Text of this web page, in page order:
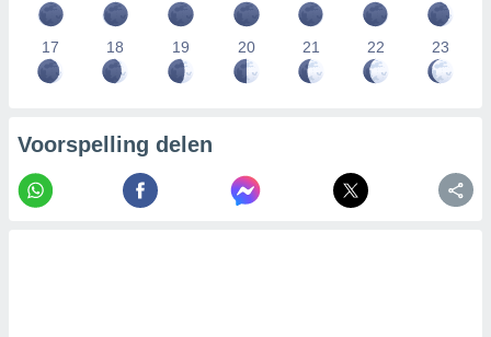
17 18 19 20 21 22 23
Voorspelling delen